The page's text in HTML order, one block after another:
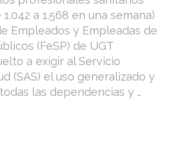
a 1.568 en una semana)
Empleados y Empleadas de
(FeSP) de UGT
a exigir al Servicio
(SAS) el uso generalizado y
las dependencias y …